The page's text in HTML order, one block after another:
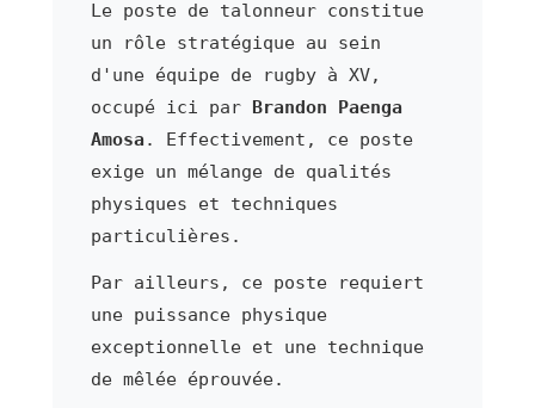
Le poste de talonneur constitue
un rôle stratégique au sein
d'une équipe de rugby à XV,
occupé ici par Brandon Paenga
Amosa . Effectivement, ce poste
exige un mélange de qualités
physiques et techniques
particulières.
Par ailleurs, ce poste requiert
une puissance physique
exceptionnelle et une technique
de mêlée éprouvée.